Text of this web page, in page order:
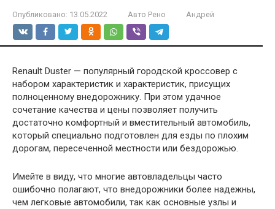
Опубликовано: 13.05.2022 Авто Рено Андрей
Renault Duster — популярный городской кроссовер с
набором характеристик и характеристик, присущих
полноценному внедорожнику. При этом удачное
сочетание качества и цены позволяет получить
достаточно комфортный и вместительный автомобиль,
который специально подготовлен для езды по плохим
дорогам, пересеченной местности или бездорожью.
Имейте в виду, что многие автовладельцы часто
ошибочно полагают, что внедорожники более надежны,
чем легковые автомобили, так как основные узлы и